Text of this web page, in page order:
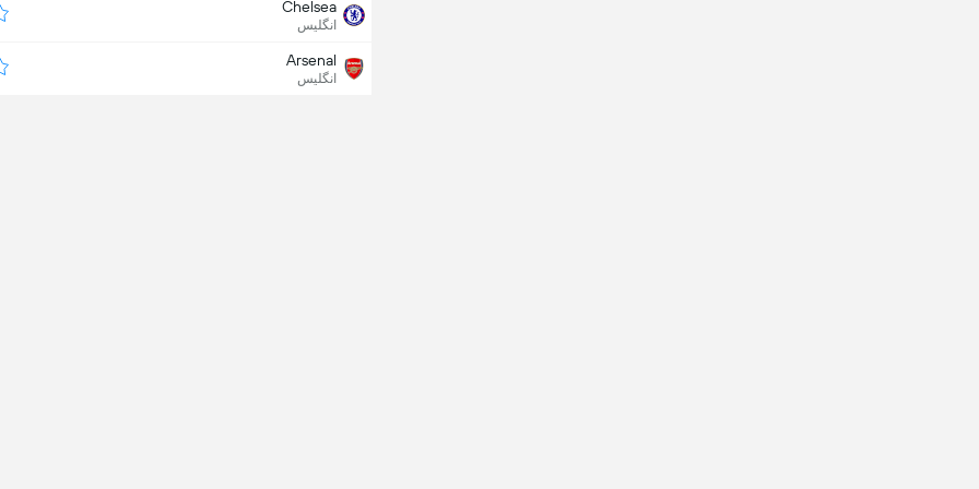
Chelsea
انگلیس
Arsenal
انگلیس